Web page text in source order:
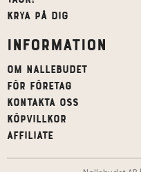
Krya på dig
Information
Om Nallebudet
För företag
Kontakta oss
Köpvillkor
affiliate